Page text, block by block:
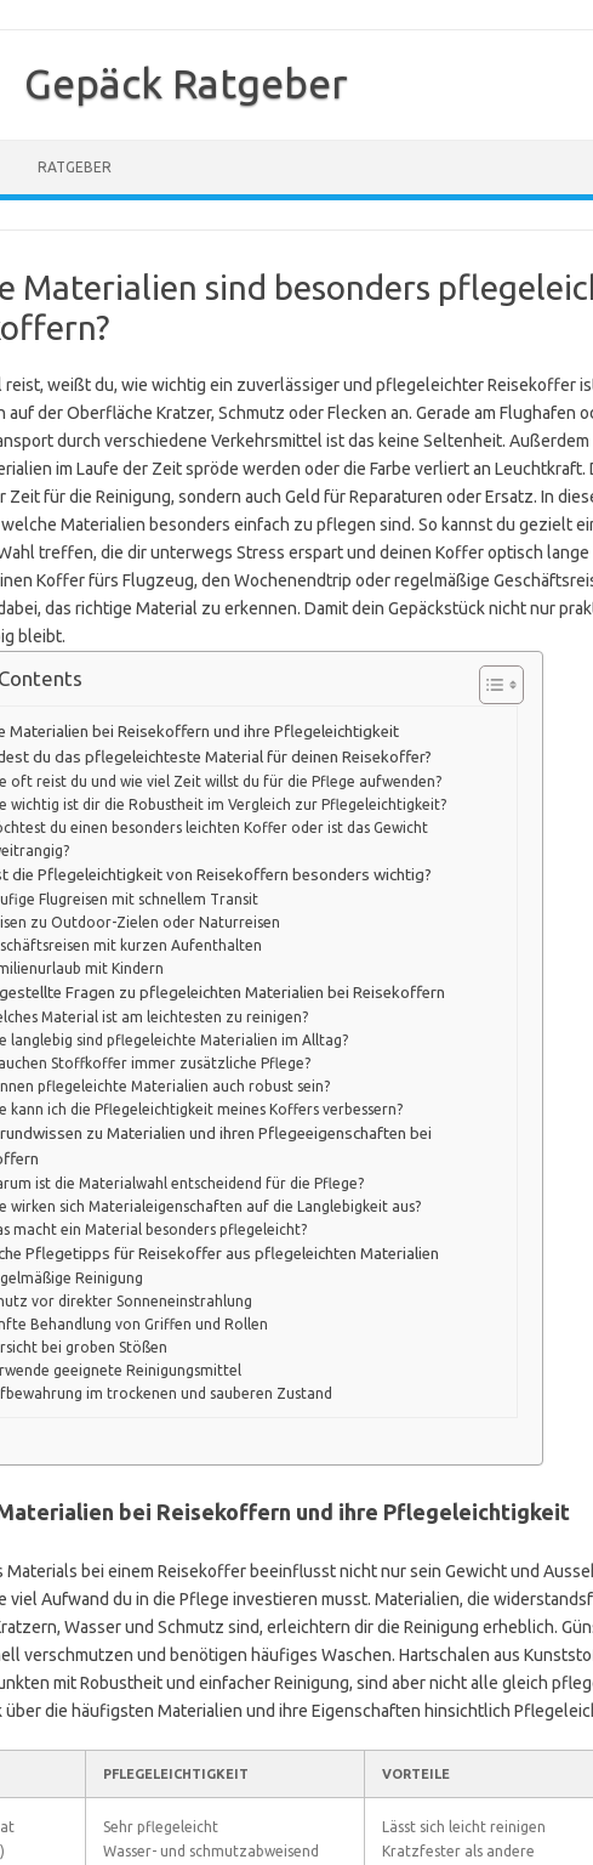
Gepäck Ratgeber
RATGEBER
Materialien sind besonders
reist, weißt du, wie wichtig ein zuverlässiger und pflegeleichter Reisekoffer
auf der Oberfläche Kratzer, Schmutz oder Flecken an. Gerade am Flughafen
durch verschiedene Verkehrsmittel ist das keine Seltenheit. Außerdem
im Laufe der Zeit spröde werden oder die Farbe verliert an Leuchtkraft.
Zeit für die Reinigung, sondern auch Geld für Reparaturen oder Ersatz. In
welche Materialien besonders einfach zu pflegen sind. So kannst du gezielt
treffen, die dir unterwegs Stress erspart und deinen Koffer optisch lange
Koffer fürs Flugzeug, den Wochenendtrip oder regelmäßige
das richtige Material zu erkennen. Damit dein Gepäckstück nicht nur
bleibt.
Materialien bei Reisekoffern und ihre Pflegeleichtigkeit
du das pflegeleichteste Material für deinen Reisekoffer?
oft reist du und wie viel Zeit willst du für die Pflege aufwenden?
wichtig ist dir die Robustheit im Vergleich zur Pflegeleichtigkeit?
du einen besonders leichten Koffer oder ist das Gewicht
die Pflegeleichtigkeit von Reisekoffern besonders wichtig?
Flugreisen mit schnellem Transit
zu Outdoor-Zielen oder Naturreisen
mit kurzen Aufenthalten
mit Kindern
Fragen zu pflegeleichten Materialien bei Reisekoffern
Material ist am leichtesten zu reinigen?
langlebig sind pflegeleichte Materialien im Alltag?
Stoffkoffer immer zusätzliche Pflege?
pflegeleichte Materialien auch robust sein?
kann ich die Pflegeleichtigkeit meines Koffers verbessern?
zu Materialien und ihren Pflegeeigenschaften bei
ist die Materialwahl entscheidend für die Pflege?
wirken sich Materialeigenschaften auf die Langlebigkeit aus?
macht ein Material besonders pflegeleicht?
Pflegetipps für Reisekoffer aus pflegeleichten Materialien
Reinigung
vor direkter Sonneneinstrahlung
Behandlung von Griffen und Rollen
bei groben Stößen
geeignete Reinigungsmittel
im trockenen und sauberen Zustand
bei Reisekoffern und ihre Pflegeleichtigkeit
Materials bei einem Reisekoffer beeinflusst nicht nur sein Gewicht und
viel Aufwand du in die Pflege investieren musst. Materialien, die
Wasser und Schmutz sind, erleichtern dir die Reinigung erheblich.
verschmutzen und benötigen häufiges Waschen. Hartschalen aus
mit Robustheit und einfacher Reinigung, sind aber nicht alle gleich
über die häufigsten Materialien und ihre Eigenschaften hinsichtlich
PFLEGELEICHTIGKEIT VORTEILE
Sehr pflegeleicht
Wasser- und schmutzabweisend
Lässt sich leicht reinigen
Kratzfester als andere